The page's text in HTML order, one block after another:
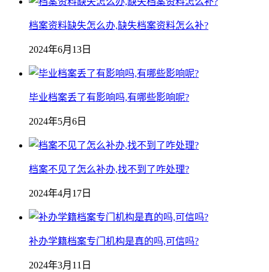
档案资料缺失怎么办,缺失档案资料怎么补?
2024年6月13日
毕业档案丢了有影响吗,有哪些影响呢?
2024年5月6日
档案不见了怎么补办,找不到了咋处理?
2024年4月17日
补办学籍档案专门机构是真的吗,可信吗?
2024年3月11日